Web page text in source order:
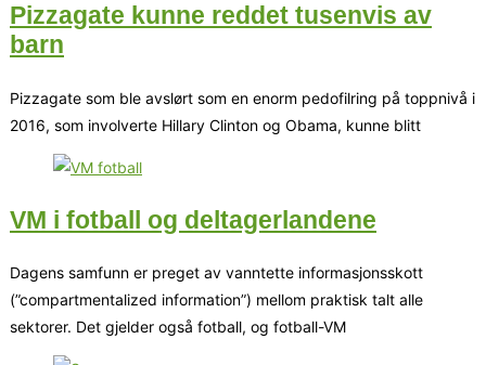
Pizzagate kunne reddet tusenvis av
barn
Pizzagate som ble avslørt som en enorm pedofilring på toppnivå i
2016, som involverte Hillary Clinton og Obama, kunne blitt
VM i fotball og deltagerlandene
Dagens samfunn er preget av vanntette informasjonsskott
(”compartmentalized information”) mellom praktisk talt alle
sektorer. Det gjelder også fotball, og fotball-VM